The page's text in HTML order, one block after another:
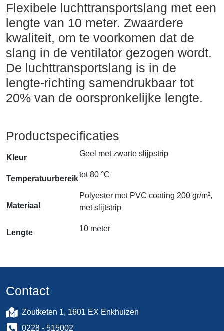
Flexibele luchttransportslang met een
lengte van 10 meter. Zwaardere
kwaliteit, om te voorkomen dat de
slang in de ventilator gezogen wordt.
De luchttransportslang is in de
lengte-richting samendrukbaar tot
20% van de oorspronkelijke lengte.
Productspecificaties
Kleur Geel met zwarte slijpstrip
Temperatuurbereiktot 80 °C
Materiaal
Polyester met PVC coating 200 gr/m²,
met slijtstrip
Lengte 10 meter
Contact
Zoutketen 1, 1601 EX Enkhuizen
0228 - 515002